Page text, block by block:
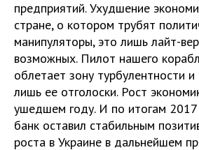
предприятий. Ухудшение
стране, о котором трубят
манипуляторы, это лишь лайт-
возможных. Пилот нашего
облетает зону турбулентности
лишь ее отголоски. Рост
ушедшем году. И по итогам
банк оставил стабильным
роста в Украине в дальнейшем